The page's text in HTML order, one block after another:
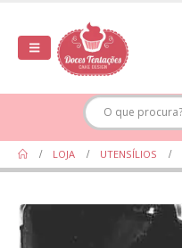
LOJA UTENSÍLIOS